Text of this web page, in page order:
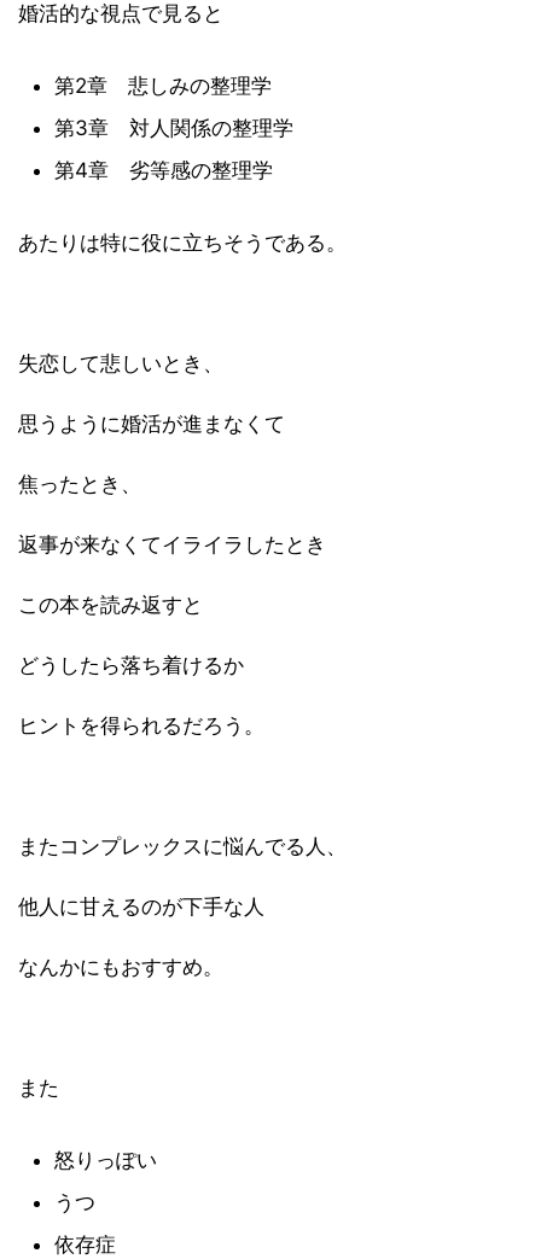
婚活的な視点で見ると
第2章 悲しみの整理学
第3章 対人関係の整理学
第4章 劣等感の整理学
あたりは特に役に立ちそうである。
失恋して悲しいとき、
思うように婚活が進まなくて
焦ったとき、
返事が来なくてイライラしたとき
この本を読み返すと
どうしたら落ち着けるか
ヒントを得られるだろう。
またコンプレックスに悩んでる人、
他人に甘えるのが下手な人
なんかにもおすすめ。
また
怒りっぽい
うつ
依存症